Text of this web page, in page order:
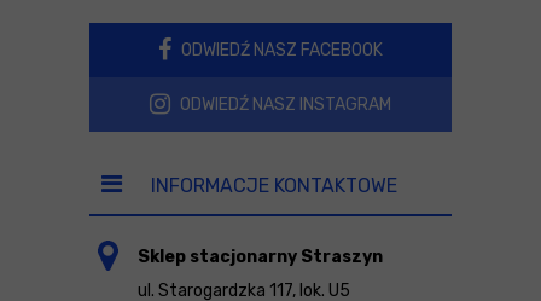
ODWIEDŹ NASZ FACEBOOK
ODWIEDŹ NASZ INSTAGRAM
INFORMACJE KONTAKTOWE
Sklep stacjonarny Straszyn
ul. Starogardzka 117, lok. U5